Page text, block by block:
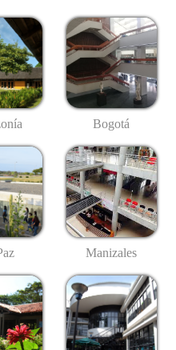
Bogotá
Manizales